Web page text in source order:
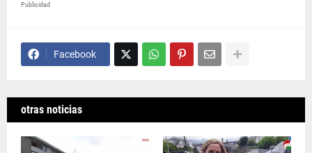
Publicidad
Facebook
otras noticias